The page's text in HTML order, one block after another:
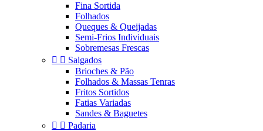
Fina Sortida
Folhados
Queques & Queijadas
Semi-Frios Individuais
Sobremesas Frescas
  Salgados
Brioches & Pão
Folhados & Massas Tenras
Fritos Sortidos
Fatias Variadas
Sandes & Baguetes
  Padaria